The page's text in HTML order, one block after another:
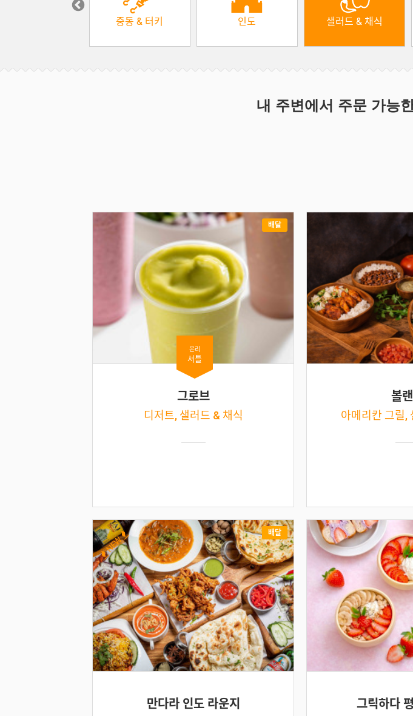
중동 & 터키 인도 샐러드 & 채식
내 주변에서 주문 가능
배달
온리
셔틀
그로브
디저트, 샐러드 & 채식
볼
아메리칸 그릴,
배달
NEW
만다라 인도 라운지 그릭하다